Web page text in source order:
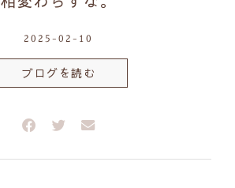
2025-02-10
ブログを読む